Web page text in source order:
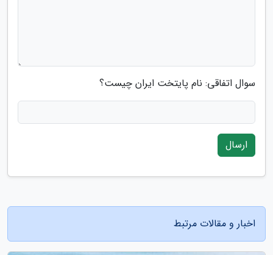
سوال اتفاقی: نام پایتخت ایران چیست؟
ارسال
اخبار و مقالات مرتبط